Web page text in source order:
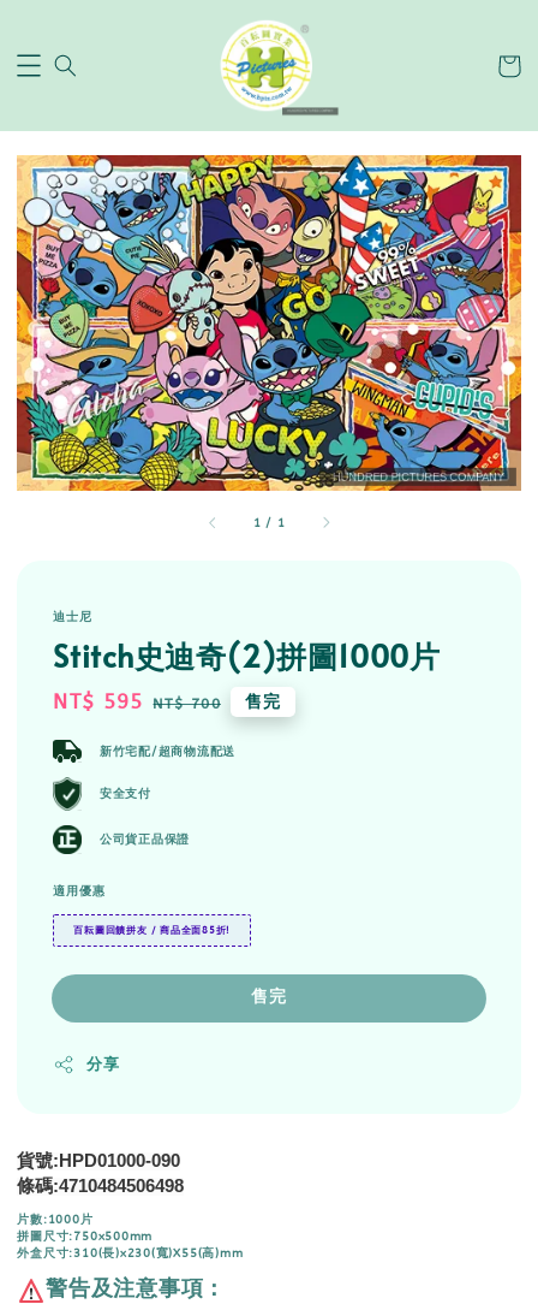
1 / 1
迪士尼
Stitch史迪奇(2)拼圖1000片
Sale
NT$ 595 Regular
NT$ 700 售完
新竹宅配/超商物流配送
安全支付
公司貨正品保證
適用優惠
百耘圖回饋拼友 / 商品全面85折!
售完
分享
貨號:HPD01000-090
條碼:4710484506498
片數:1000片
拼圖尺寸:750x500mm
外盒尺寸:310(長)x230(寬)X55(高)mm
警告及注意事項：